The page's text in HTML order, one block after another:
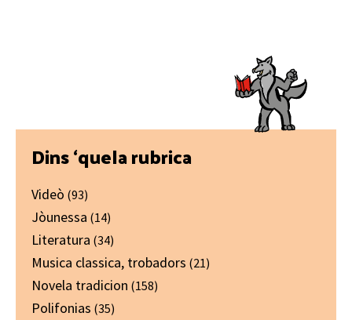
Primary
Sidebar
Dins ‘quela rubrica
Videò (93)
Jòunessa (14)
Literatura (34)
Musica classica, trobadors (21)
Novela tradicion (158)
Polifonias (35)